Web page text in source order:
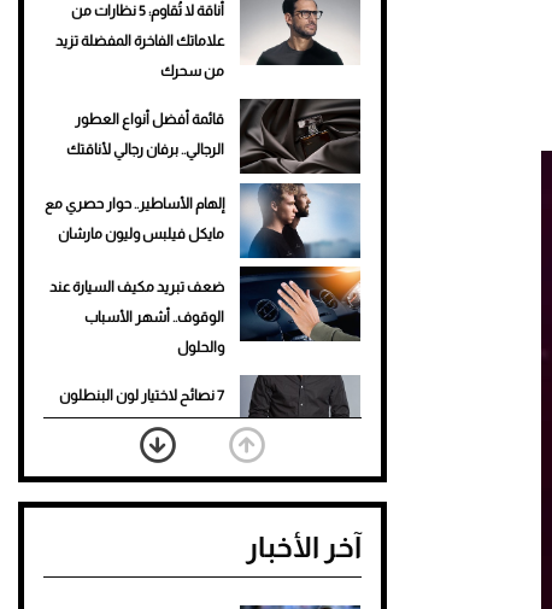
أناقة لا تُقاوم: 5 نظارات من
علاماتك الفاخرة المفضلة تزيد
من سحرك
قائمة أفضل أنواع العطور
الرجالي.. برفان رجالي لأناقتك
إلهام الأساطير.. حوار حصري مع
مايكل فيلبس وليون مارشان
ضعف تبريد مكيف السيارة عند
الوقوف.. أشهر الأسباب
والحلول
7 نصائح لاختيار لون البنطلون
المناسب للقميص الأسود
نرى المستقبل من خلال
تصميماتنا.. كيف حجزت 1886
آخر الأخبار